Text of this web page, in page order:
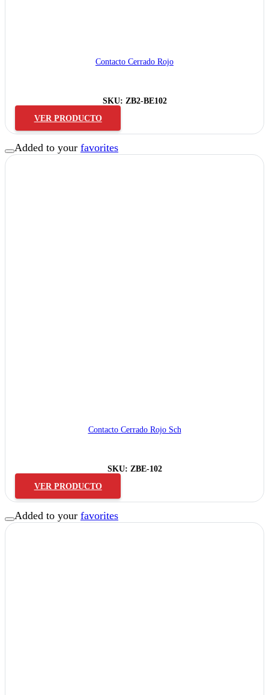
Contacto Cerrado Rojo
SKU: ZB2-BE102
VER PRODUCTO
Added to your favorites
Contacto Cerrado Rojo Sch
SKU: ZBE-102
VER PRODUCTO
Added to your favorites